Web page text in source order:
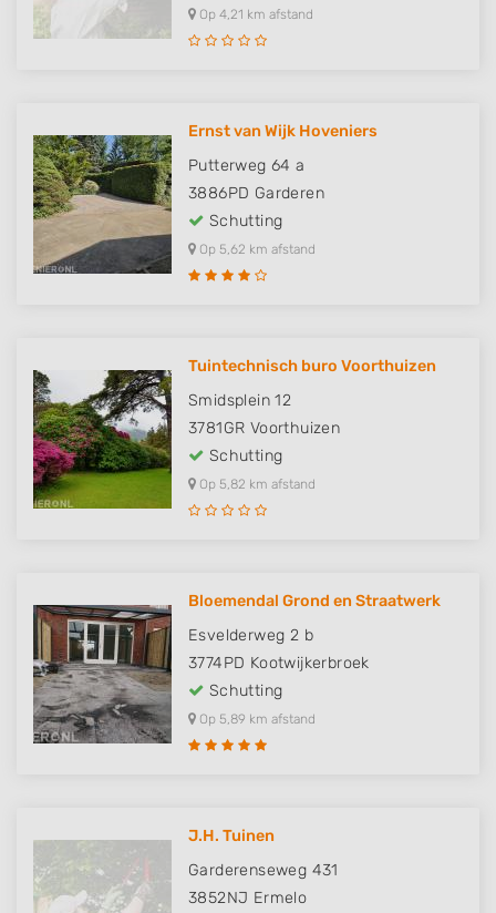
Op 4,21 km afstand
Ernst van Wijk Hoveniers
Putterweg 64 a
3886PD Garderen
Schutting
Op 5,62 km afstand
Tuintechnisch buro Voorthuizen
Smidsplein 12
3781GR Voorthuizen
Schutting
Op 5,82 km afstand
Bloemendal Grond en Straatwerk
Esvelderweg 2 b
3774PD Kootwijkerbroek
Schutting
Op 5,89 km afstand
J.H. Tuinen
Garderenseweg 431
3852NJ Ermelo